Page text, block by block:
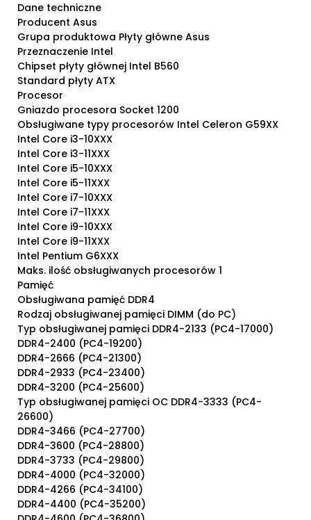
Dane techniczne
Producent Asus
Grupa produktowa Płyty główne Asus
Przeznaczenie Intel
Chipset płyty głównej Intel B560
Standard płyty ATX
Procesor
Gniazdo procesora Socket 1200
Obsługiwane typy procesorów Intel Celeron G59XX
Intel Core i3-10XXX
Intel Core i3-11XXX
Intel Core i5-10XXX
Intel Core i5-11XXX
Intel Core i7-10XXX
Intel Core i7-11XXX
Intel Core i9-10XXX
Intel Core i9-11XXX
Intel Pentium G6XXX
Maks. ilość obsługiwanych procesorów 1
Pamięć
Obsługiwana pamięć DDR4
Rodzaj obsługiwanej pamięci DIMM (do PC)
Typ obsługiwanej pamięci DDR4-2133 (PC4-17000)
DDR4-2400 (PC4-19200)
DDR4-2666 (PC4-21300)
DDR4-2933 (PC4-23400)
DDR4-3200 (PC4-25600)
Typ obsługiwanej pamięci OC DDR4-3333 (PC4-
26600)
DDR4-3466 (PC4-27700)
DDR4-3600 (PC4-28800)
DDR4-3733 (PC4-29800)
DDR4-4000 (PC4-32000)
DDR4-4266 (PC4-34100)
DDR4-4400 (PC4-35200)